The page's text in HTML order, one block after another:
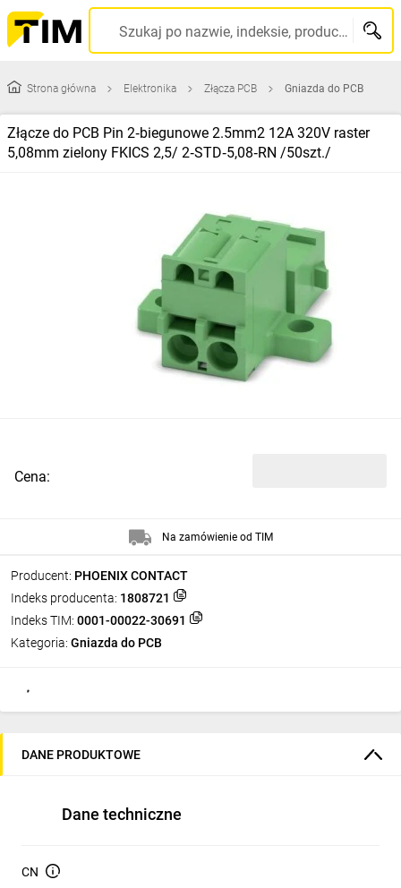
Szukaj po nazwie, indeksie, producencie, kodzie kreskowym...
Strona główna Elektronika Złącza PCB Gniazda do PCB
Złącze do PCB Pin 2‑biegunowe 2.5mm2 12A 320V raster
5,08mm zielony FKICS 2,5/ 2‑STD‑5,08‑RN /50szt./
Producent: PHOENIX CONTACT
Indeks producenta: 1808721
Indeks TIM: 0001-00022-30691
Kategoria: Gniazda do PCB
Cena:
Na zamówienie od TIM
DANE PRODUKTOWE
Dane techniczne
CN